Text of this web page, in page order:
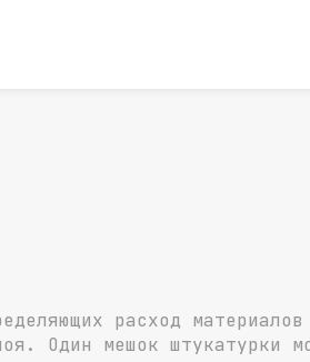
расход
Один мешок штукатурки